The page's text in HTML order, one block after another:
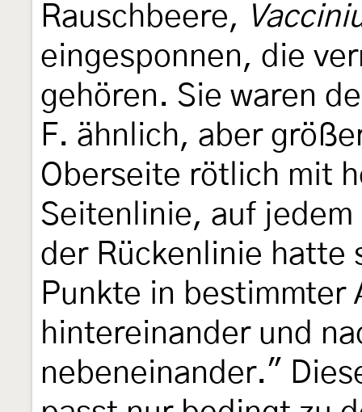
Rauschbeere,
eingesponnen, die
gehören. Sie waren
F. ähnlich, aber
Oberseite rötlich mit
Seitenlinie, auf
der Rückenlinie hatte
Punkte in bestimmter
hintereinander und
nebeneinander."